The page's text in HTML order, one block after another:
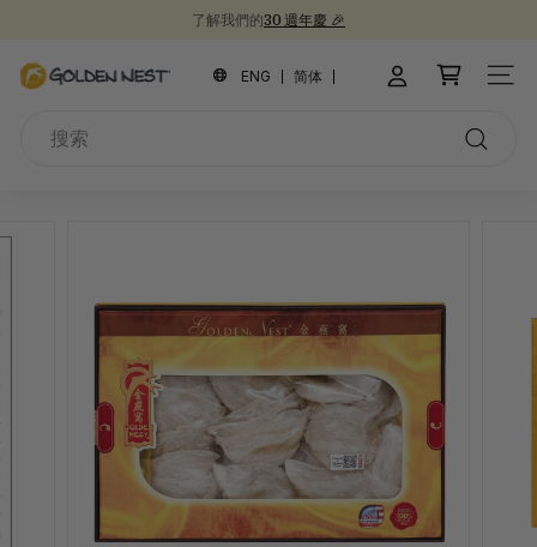
停
了解我們的30 週年慶 🎉
金
ENG 简体 網站